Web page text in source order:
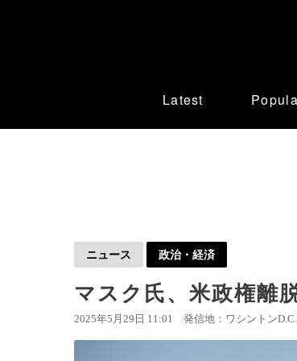
Latest
ニュース 政治・経済
マスク氏、米政権離
2025年5月29日 11:01 発信地：ワシントン